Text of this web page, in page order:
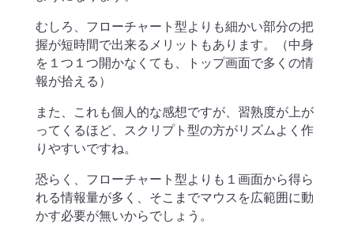
むしろ、フローチャート型よりも細かい部分の把
握が短時間で出来るメリットもあります。（中身
を１つ１つ開かなくても、トップ画面で多くの情
報が拾える）
また、これも個人的な感想ですが、習熟度が上が
ってくるほど、スクリプト型の方がリズムよく作
りやすいですね。
恐らく、フローチャート型よりも１画面から得ら
れる情報量が多く、そこまでマウスを広範囲に動
かす必要が無いからでしょう。